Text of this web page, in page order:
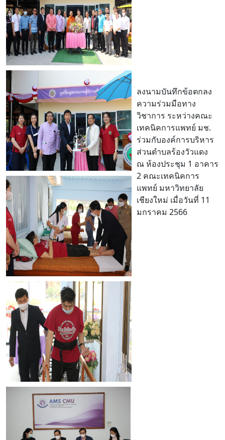
ลงนามบันทึกข้อตกลง
ความร่วมมือทาง
วิชาการ ระหว่างคณะ
เทคนิคการแพทย์ มช.
ร่วมกับองค์การบริหาร
ส่วนตำบลร้องวัวแดง
ณ ห้องประชุม 1 อาคาร
2 คณะเทคนิคการ
แพทย์ มหาวิทยาลัย
เชียงใหม่ เมื่อวันที่ 11
มกราคม 2566